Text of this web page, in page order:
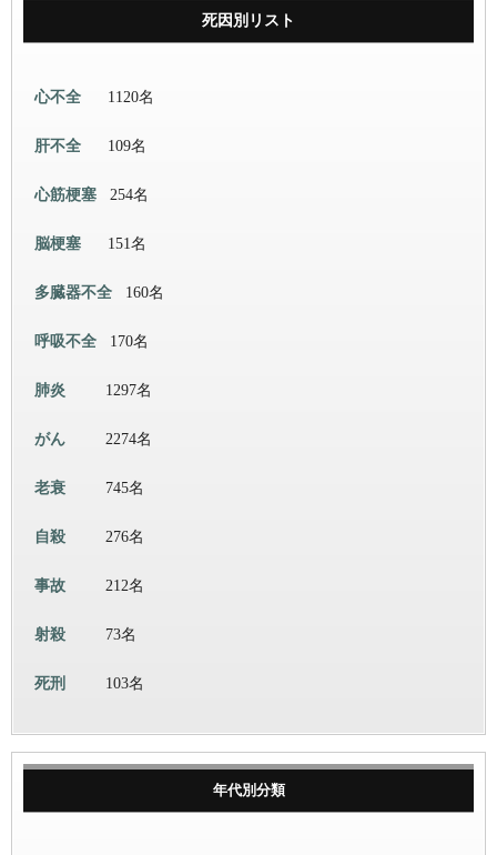
死因別リスト
心不全 1120名
肝不全 109名
心筋梗塞 254名
脳梗塞 151名
多臓器不全 160名
呼吸不全 170名
肺炎 1297名
がん 2274名
老衰 745名
自殺 276名
事故 212名
射殺 73名
死刑 103名
年代別分類